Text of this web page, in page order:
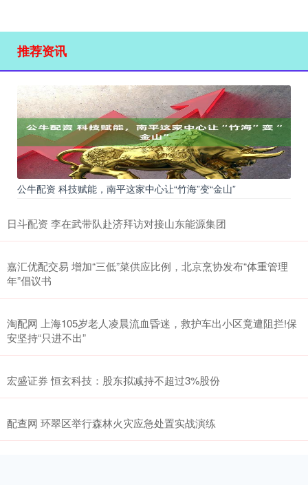
推荐资讯
公牛配资 科技赋能，南平这家中心让“竹海”变“金山”
日斗配资 李在武带队赴济拜访对接山东能源集团
嘉汇优配交易 增加“三低”菜供应比例，北京烹协发布“体重管理
年”倡议书
淘配网 上海105岁老人凌晨流血昏迷，救护车出小区竟遭阻拦!保
安坚持“只进不出”
宏盛证券 恒玄科技：股东拟减持不超过3%股份
配查网 环翠区举行森林火灾应急处置实战演练